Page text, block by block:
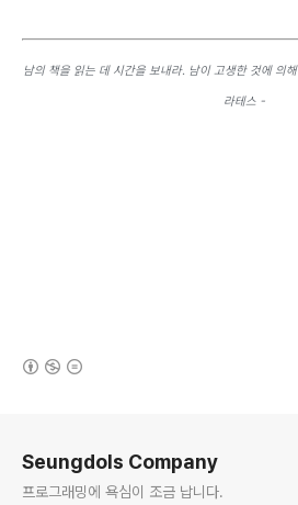
남의 책을 읽는 데 시간을 보내라. 남이 고생한 것에 의
라테스 -
Seungdols Company
프로그래밍에 욕심이 조금 납니다.